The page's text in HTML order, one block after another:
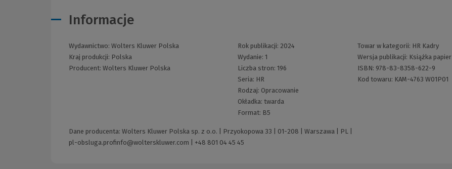
Informacje
Wydawnictwo: Wolters Kluwer Polska
Kraj produkcji: Polska
Producent: Wolters Kluwer Polska
Rok publikacji: 2024
Wydanie: 1
Liczba stron: 196
Seria: HR
Rodzaj: Opracowanie
Okładka: twarda
Format: B5
Towar w kategorii: HR Kadry
Wersja publikacji: Książka papier
ISBN: 978-83-8358-622-9
Kod towaru: KAM-4763 W01P01
Dane producenta: Wolters Kluwer Polska sp. z o.o. | Przyokopowa 33 | 01-208 | Warszawa | PL |
pl-obsluga.profinfo@wolterskluwer.com
+48 801 04 45 45